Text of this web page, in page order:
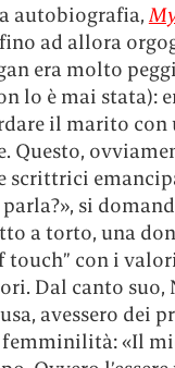
autobiografia,
ad allora
era molto
lo è mai stata):
il marito con
Questo,
scrittrici
si
a torto, una
touch” con i
Dal canto suo,
avessero dei
femminilità: «Il